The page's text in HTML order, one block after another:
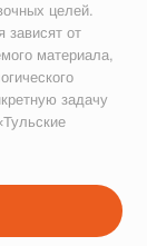
целей.
зависят от
материала,
задачу